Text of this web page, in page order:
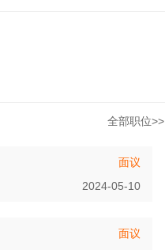
全部职位>>
面议
2024-05-10
面议